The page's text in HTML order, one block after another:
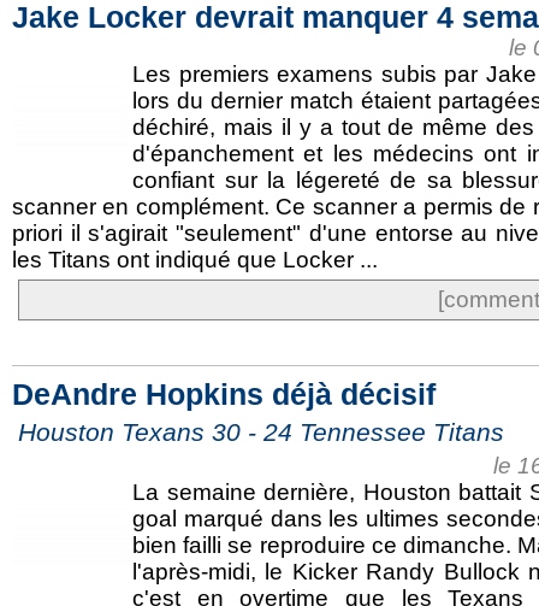
Jake Locker devrait manquer 4
le
Les premiers examens subis par
lors du dernier match étaient
déchiré, mais il y a tout de même
d'épanchement et les médecins ont
confiant sur la légereté de sa
scanner en complément. Ce scanner a permis de
priori il s'agirait "seulement" d'une entorse au
les Titans ont indiqué que Locker ...
DeAndre Hopkins déjà décisif
Houston Texans 30 - 24 Tennessee Titans
le
La semaine dernière, Houston battait
goal marqué dans les ultimes
bien failli se reproduire ce dimanche.
l'après-midi, le Kicker Randy Bullock
c'est en overtime que les Texans